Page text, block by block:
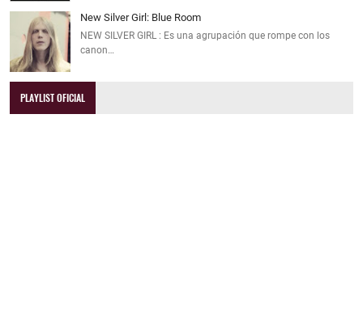
New Silver Girl: Blue Room
NEW SILVER GIRL : Es una agrupación que rompe con los
canon…
PLAYLIST OFICIAL